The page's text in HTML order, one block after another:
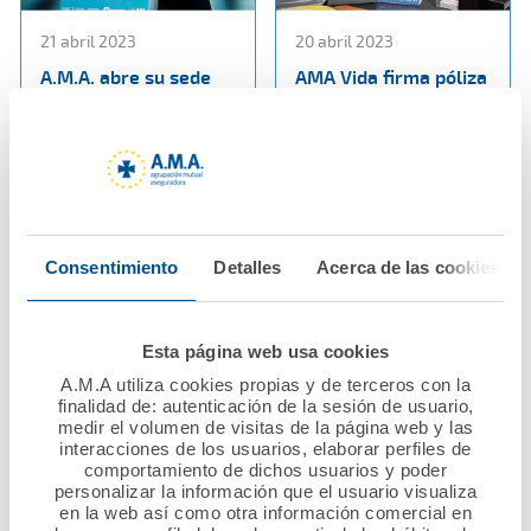
Consentimiento Detalles Acerca de las cookies
Esta página web usa cookies
A.M.A utiliza cookies propias y de terceros con la
finalidad de: autenticación de la sesión de usuario,
medir el volumen de visitas de la página web y las
interacciones de los usuarios, elaborar perfiles de
comportamiento de dichos usuarios y poder
personalizar la información que el usuario visualiza
en la web así como otra información comercial en
21 abril 2023
A.M.A. abre su sede
Diario Médico un siglo
comprometidos con la
Ver noticia
20 abril 2023
AMA Vida firma póliza